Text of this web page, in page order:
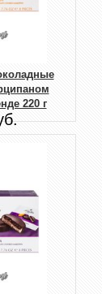
220 г